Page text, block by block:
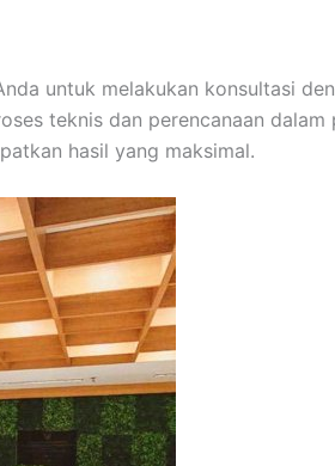
untuk melakukan konsultasi
teknis dan perencanaan dalam
hasil yang maksimal.